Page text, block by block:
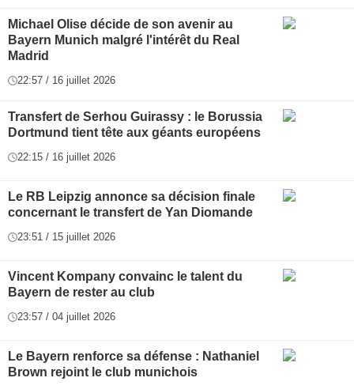
Michael Olise décide de son avenir au
Bayern Munich malgré l'intérêt du Real
Madrid
22:57 / 16 juillet 2026
Transfert de Serhou Guirassy : le Borussia
Dortmund tient tête aux géants européens
22:15 / 16 juillet 2026
Le RB Leipzig annonce sa décision finale
concernant le transfert de Yan Diomande
23:51 / 15 juillet 2026
Vincent Kompany convainc le talent du
Bayern de rester au club
23:57 / 04 juillet 2026
Le Bayern renforce sa défense : Nathaniel
Brown rejoint le club munichois